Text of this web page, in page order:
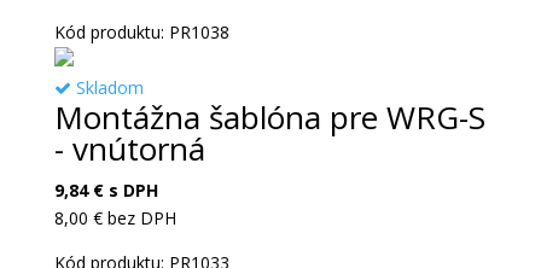
Kód produktu: PR1038
Skladom
Montážna šablóna pre WRG-S
- vnútorná
9,84 €s DPH
8,00 €bez DPH
Kód produktu: PR1033